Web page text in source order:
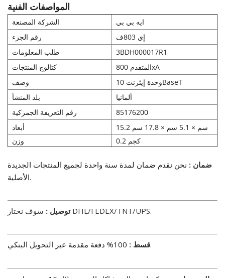
المواصفات الفنية
الشركة المصنعة
ايه بي بي
رقم الجزء
إي 803ف
طلب المعلومات
3BDH000017R1
كتالوج المنتجات
المتقدم 800xA
وصف
وحدة إيثرنت 10BaseT
بلد المنشأ
ألمانيا
رقم التعريفة الجمركية
85176200
أبعاد
15.2 سم × 5.1 سم × 17.8 سم
وزن
0.2 كجم
ضمان : نحن نقدم ضمان لمدة سنة واحدة لجميع المنتجات الجديدة
الأصلية.
توصيل : سوف نختار DHL/FEDEX/TNT/UPS.
قسط : 100% دفعة مقدمة عبر التحويل البنكي.